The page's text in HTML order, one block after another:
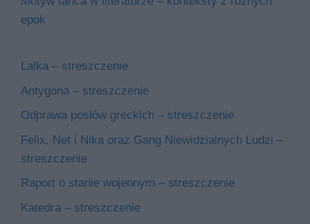
epok
Lalka – streszczenie
Antygona – streszczenie
Odprawa posłów greckich – streszczenie
Felix, Net i Nika oraz Gang Niewidzialnych Ludzi –
streszczenie
Raport o stanie wojennym – streszczenie
Katedra – streszczenie